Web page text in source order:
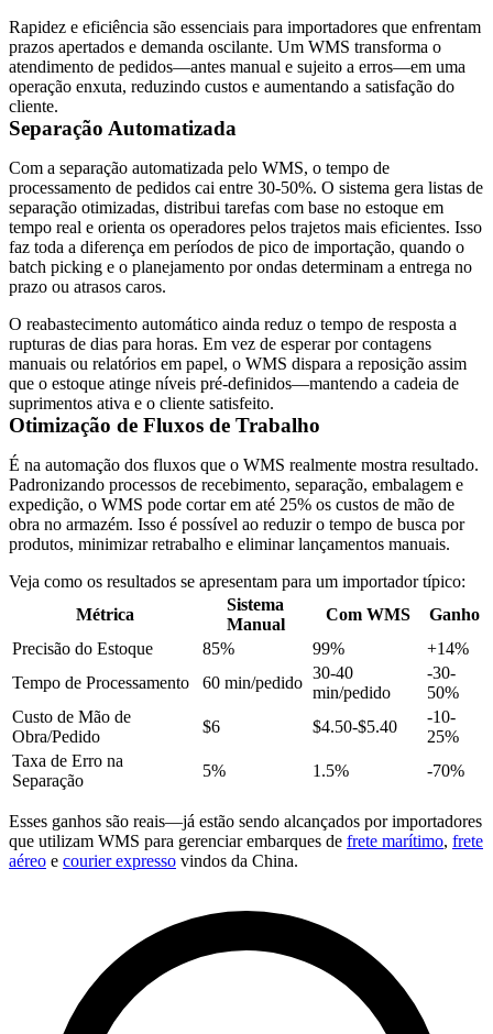
Rapidez e eficiência são essenciais para importadores que enfrentam
prazos apertados e demanda oscilante. Um WMS transforma o
atendimento de pedidos—antes manual e sujeito a erros—em uma
operação enxuta, reduzindo custos e aumentando a satisfação do
cliente.
Separação Automatizada
Com a separação automatizada pelo WMS, o tempo de
processamento de pedidos cai entre 30-50%. O sistema gera listas de
separação otimizadas, distribui tarefas com base no estoque em
tempo real e orienta os operadores pelos trajetos mais eficientes. Isso
faz toda a diferença em períodos de pico de importação, quando o
batch picking e o planejamento por ondas determinam a entrega no
prazo ou atrasos caros.
O reabastecimento automático ainda reduz o tempo de resposta a
rupturas de dias para horas. Em vez de esperar por contagens
manuais ou relatórios em papel, o WMS dispara a reposição assim
que o estoque atinge níveis pré-definidos—mantendo a cadeia de
suprimentos ativa e o cliente satisfeito.
Otimização de Fluxos de Trabalho
É na automação dos fluxos que o WMS realmente mostra resultado.
Padronizando processos de recebimento, separação, embalagem e
expedição, o WMS pode cortar em até 25% os custos de mão de
obra no armazém. Isso é possível ao reduzir o tempo de busca por
produtos, minimizar retrabalho e eliminar lançamentos manuais.
Veja como os resultados se apresentam para um importador típico:
Métrica
Sistema
Manual
Com WMS
Ganho
Precisão do Estoque
85% 99%
+14%
Tempo de Processamento
60 min/pedido
30-40
min/pedido
-30-
50%
Custo de Mão de
Obra/Pedido
$6 $4.50-$5.40
-10-
25%
Taxa de Erro na
Separação
5% 1.5% -70%
Esses ganhos são reais—já estão sendo alcançados por importadores
que utilizam WMS para gerenciar embarques de frete marítimo, frete
aéreo e courier expresso vindos da China.